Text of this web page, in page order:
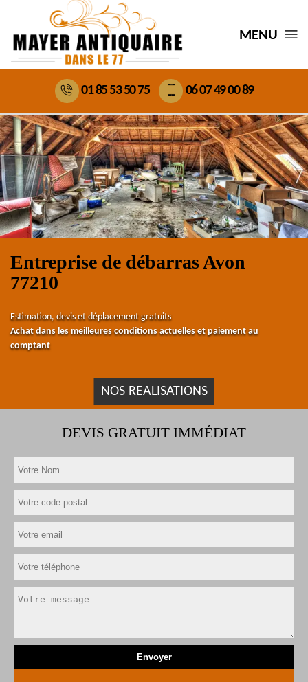
MENU
01 85 53 50 75 06 07 49 00 89
Entreprise de débarras Avon
77210
Estimation, devis et déplacement gratuits
Achat dans les meilleures conditions actuelles et paiement au
comptant
NOS REALISATIONS
DEVIS GRATUIT IMMÉDIAT